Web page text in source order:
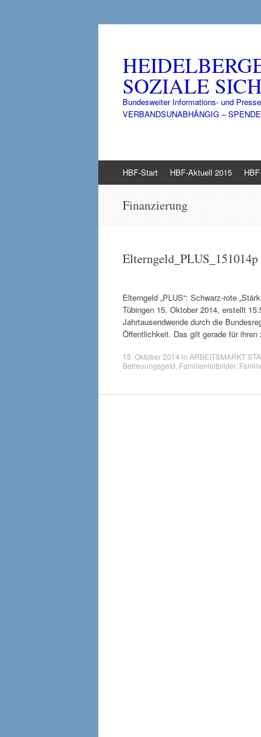
SOZIALE
Bundesweiter Informations- und
VERBANDSUNABHÄNGIG –
Inhalt
HBF-Start HBF-Aktuell 2015
Finanzierung
Elterngeld_PLUS_151014p
Elterngeld „PLUS“: Schwarz-rote
Tübingen 15. Oktober 2014, erstellt
Jahrtausendwende durch die
Öffentlichkeit. Das gilt gerade für
15. Oktober 2014 in ARBEITSMARKT
Betreuungsgeld Familienleitbilder,